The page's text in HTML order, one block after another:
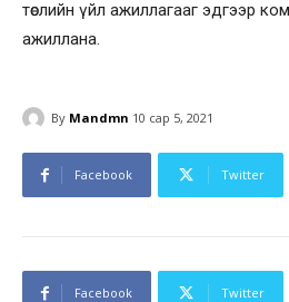
төслийн үйл ажиллагааг эдгээр
ажиллана.
By Mandmn 10 сар 5, 2021
Facebook Twitter
Facebook Twitter